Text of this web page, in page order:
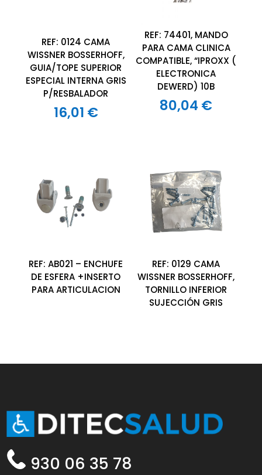
REF: 0124 CAMA
WISSNER BOSSERHOFF,
GUIA/TOPE SUPERIOR
ESPECIAL INTERNA GRIS
P/RESBALADOR
16,01 €
REF: 74401, MANDO
PARA CAMA CLINICA
COMPATIBLE, “IPROXX (
ELECTRONICA
DEWERD) 10B
80,04 €
REF: AB021 – ENCHUFE
DE ESFERA +INSERTO
PARA ARTICULACION
REF: 0129 CAMA
WISSNER BOSSERHOFF,
TORNILLO INFERIOR
SUJECCIÓN GRIS
930 06 35 78